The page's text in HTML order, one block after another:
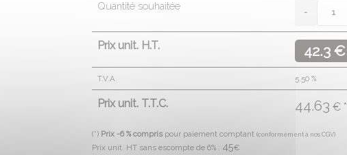
Quantité souhaitée
Prix unit. H.T. 42.3 €
T.V.A. 5.50 %
Prix unit. T.T.C. 44.63 € *
(*) Prix -6 % compris pour paiement comptant (conformément à nos CGV)
Prix unit. HT sans escompte de 6% : 45€